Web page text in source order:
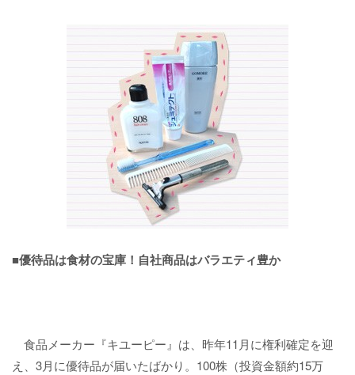
■優待品は食材の宝庫！自社商品はバラエティ豊か
食品メーカー『キユーピー』は、昨年11月に権利確定を迎
え、3月に優待品が届いたばかり。100株（投資金額約15万